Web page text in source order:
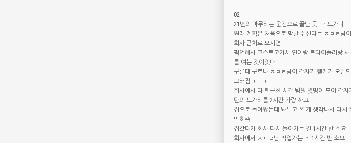
02_
21년의 마무리는 운전으로 끝난 듯. 내 도가니...
원래 계획은 처음으로 막날 쉬신다는 ㅈㅁㄹ님
회사 근처로 오시면
픽업해서 코스트코가서 연어랑 트라이플러랑
를 여는 것이엇다
구론데 구로나 ㅈㅁㄹ님이 갑자기 헬게가 오픈
그러짐ㅋㅋㅋㅋ
회사에서 다 퇴근한 시간 팀원 몇명이 모여 갑
탄의 노가리를 2시간 가량 까고...
집으로 돌아왔는데 놔두고 온 게 생각나서 다시
막히죱...
집갔다가 회사 다시 돌아가는 길 1시간 반 소요
회사에서 ㅈㅁㄹ님 픽업가는 데 1시간 반 소요